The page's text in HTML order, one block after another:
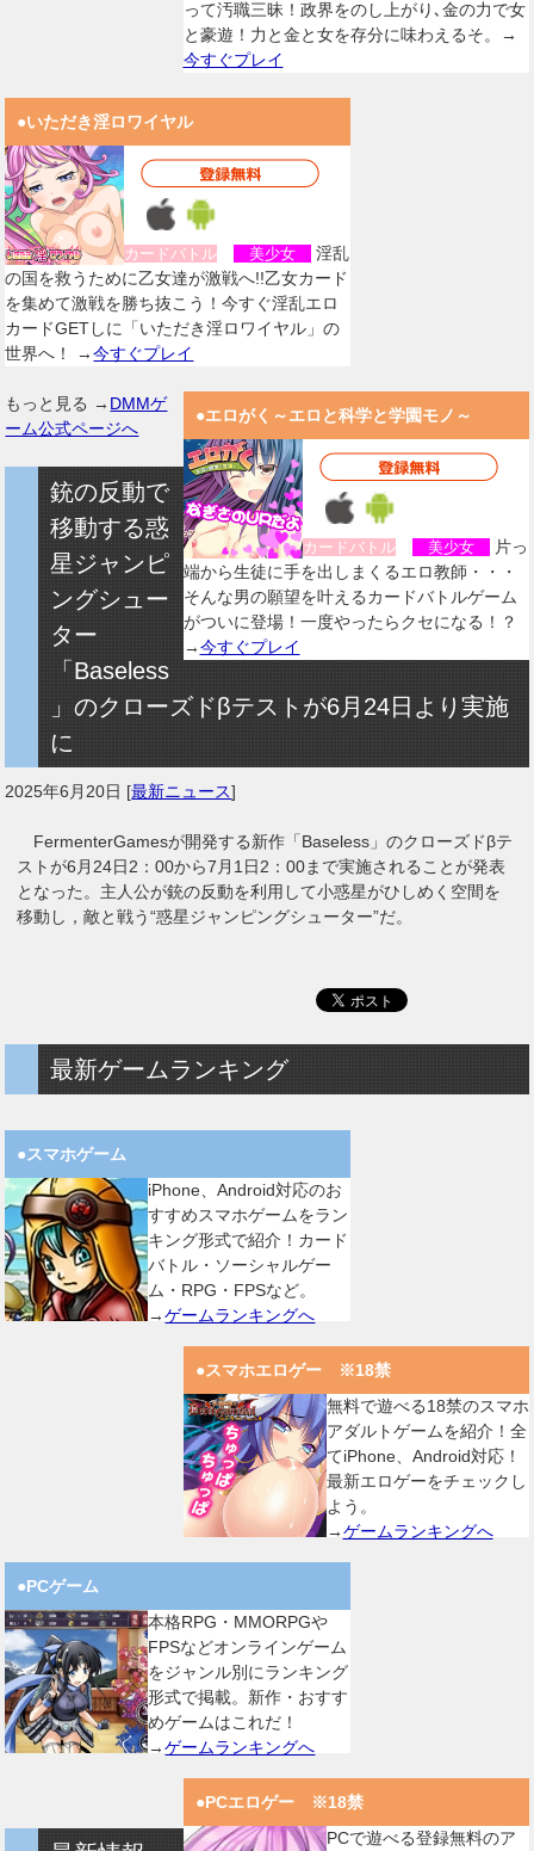
って汚職三昧！政界をのし上がり､金の力で女
と豪遊！力と金と女を存分に味わえるそ。→
今すぐプレイ
●いただき淫ロワイヤル
カードバトル 美少女
淫乱
の国を救うために乙女達が激戦へ!!乙女カード
を集めて激戦を勝ち抜こう！今すぐ淫乱エロ
カードGETしに「いただき淫ロワイヤル」の
世界へ！ →今すぐプレイ
●エロがく～エロと科学と学園モノ～
カードバトル 美少女
片っ
端から生徒に手を出しまくるエロ教師・・・
そんな男の願望を叶えるカードバトルゲーム
がついに登場！一度やったらクセになる！？
→今すぐプレイ
もっと見る → DMMゲ
ーム公式ページへ
銃の反動で
移動する惑
星ジャンピ
ングシュー
ター
「Baseless
」のクローズドβテストが6月24日より実施
に
2025年6月20日 [最新ニュース]
FermenterGamesが開発する新作「Baseless」のクローズドβテ
ストが6月24日2：00から7月1日2：00まで実施されることが発表
となった。主人公が銃の反動を利用して小惑星がひしめく空間を
移動し，敵と戦う“惑星ジャンピングシューター”だ。
最新ゲームランキング
●スマホゲーム
iPhone、Android対応のお
すすめスマホゲームをラン
キング形式で紹介！カード
バトル・ソーシャルゲー
ム・RPG・FPSなど。
→ゲームランキングへ
●スマホエロゲー ※18禁
無料で遊べる18禁のスマホ
アダルトゲームを紹介！全
てiPhone、Android対応！
最新エロゲーをチェックし
よう。
→ゲームランキングへ
●PCゲーム
本格RPG・MMORPGや
FPSなどオンラインゲーム
をジャンル別にランキング
形式で掲載。新作・おすす
めゲームはこれだ！
→ゲームランキングへ
●PCエロゲー ※18禁
PCで遊べる登録無料のア